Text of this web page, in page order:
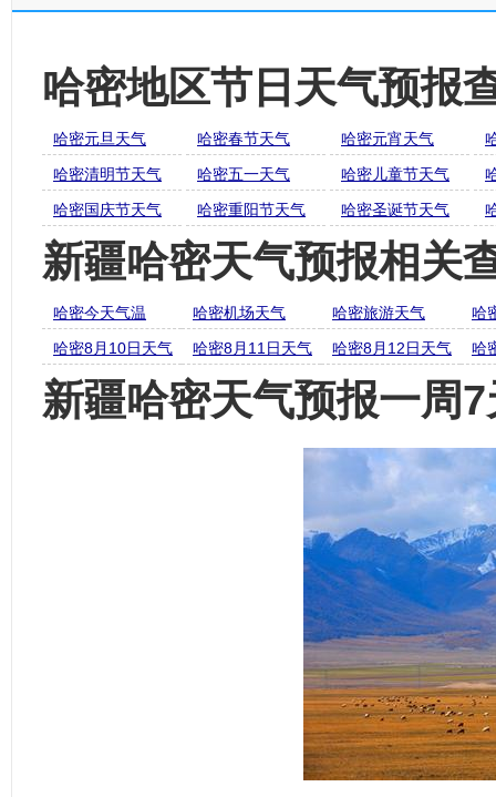
哈密地区节日天气预报
哈密元旦天气 哈密春节天气 哈密元宵天气
哈密清明节天气
哈密五一天气 哈密儿童节天气
哈密国庆节天气
哈密重阳节天气 哈密圣诞节天气
新疆哈密天气预报相关
哈密今天气温 哈密机场天气 哈密旅游天气
哈
哈密8月10日天气
哈密8月11日天气 哈密8月12日天气 哈
新疆哈密天气预报一周